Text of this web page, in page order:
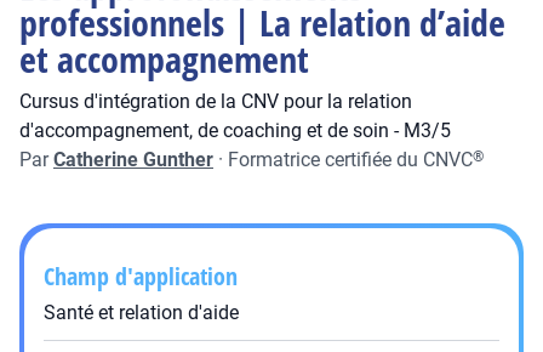
professionnels | La relation d’aide
et accompagnement
Cursus d'intégration de la CNV pour la relation
d'accompagnement, de coaching et de soin - M3/5
ParCatherine Gunther · Formatrice certifiée du CNVC®
Champ d'application
Santé et relation d'aide